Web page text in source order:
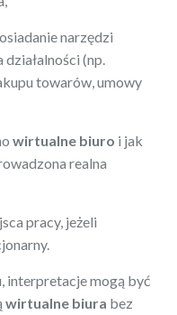
narzędzi
(np.
towarów, umowy
wirtualne biuro i jak
realna
pracy, jeżeli
interpretacje mogą być
wirtualne biura bez